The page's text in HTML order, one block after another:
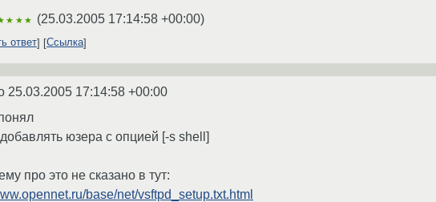
(25.03.2005 17:14:58 +00:00)
ответ Ссылка
25.03.2005 17:14:58 +00:00
юзера с опцией [-s shell]
про это не сказано в тут:
base/net/vsftpd_setup.txt.html